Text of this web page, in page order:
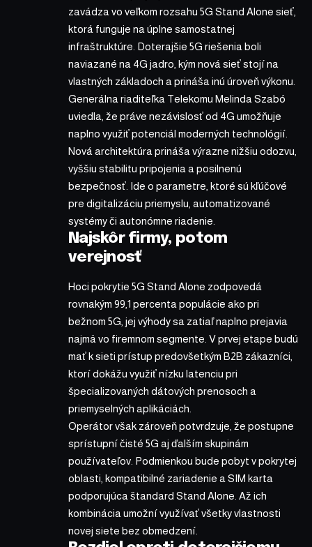
zavádza vo veľkom rozsahu 5G Stand Alone sieť,
ktorá funguje na úplne samostatnej
infraštruktúre. Doterajšie 5G riešenia boli
naviazané na 4G jadro, kým nová sieť stojí na
vlastných základoch a prináša inú úroveň výkonu.
Generálna riaditeľka Telekomu Melinda Szabó
uviedla, že práve nezávislosť od 4G umožňuje
naplno využiť potenciál moderných technológií.
Nová architektúra prináša výrazne nižšiu odozvu,
vyššiu stabilitu pripojenia a posilnenú
bezpečnosť. Ide o parametre, ktoré sú kľúčové
pre digitalizáciu priemyslu, automatizované
systémy či autonómne riadenie.
Najskôr firmy, potom
verejnosť
Hoci pokrytie 5G Stand Alone zodpovedá
rovnakým 99,1 percenta populácie ako pri
bežnom 5G, jej výhody sa zatiaľ naplno prejavia
najmä vo firemnom segmente. V prvej etape budú
mať k sieti prístup predovšetkým B2B zákazníci,
ktorí dokážu využiť nízku latenciu pri
špecializovaných dátových prenosoch a
priemyselných aplikáciách.
Operátor však zároveň potvrdzuje, že postupne
sprístupní čisté 5G aj ďalším skupinám
používateľov. Podmienkou bude pobyt v pokrytej
oblasti, kompatibilné zariadenie a SIM karta
podporujúca štandard Stand Alone. Až ich
kombinácia umožní využívať všetky vlastnosti
novej siete bez obmedzení.